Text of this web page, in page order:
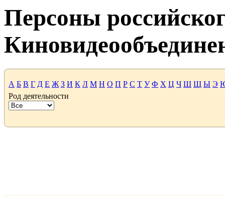
Персоны
А Б В Г Д Е Ж З И К Л М Н О П Р С Т У Ф Х Ц Ч Ш Щ Ы Э
Род деятельности